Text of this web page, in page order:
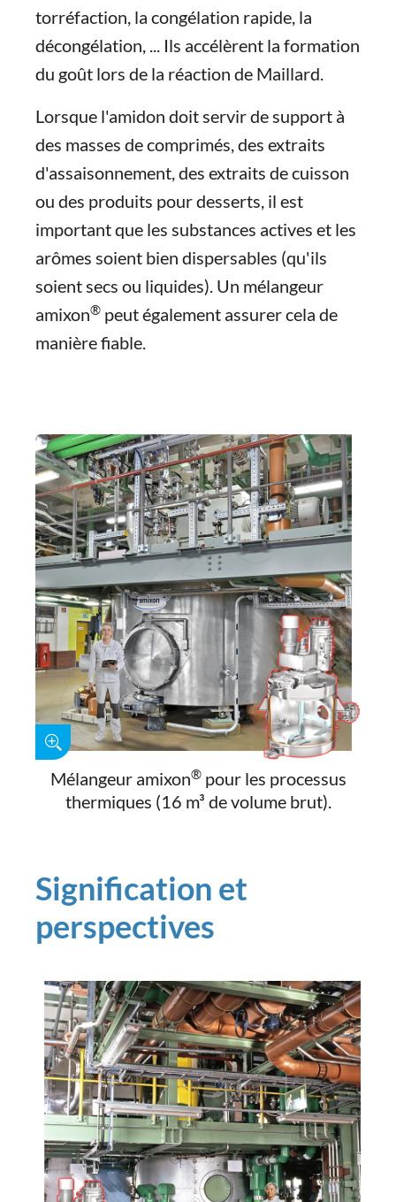
torréfaction, la congélation rapide, la
décongélation, ... Ils accélèrent la formation
du goût lors de la réaction de Maillard.
Lorsque l'amidon doit servir de support à
des masses de comprimés, des extraits
d'assaisonnement, des extraits de cuisson
ou des produits pour desserts, il est
important que les substances actives et les
arômes soient bien dispersables (qu'ils
soient secs ou liquides). Un mélangeur
amixon® peut également assurer cela de
manière fiable.
Mélangeur amixon®pour les processus
thermiques (16 m³ de volume brut).
Signification et
perspectives